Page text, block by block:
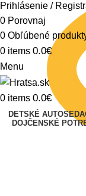
Prihlásenie /
0 Porovnaj
0 Obľúbené
0 items 0.0€
Menu
0 items 0.0€
DETSKÉ
DOJČENSKÉ